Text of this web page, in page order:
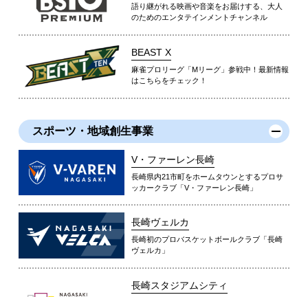
語り継がれる映画や音楽をお届けする、大人
のためのエンタテインメントチャンネル
BEAST X
麻雀プロリーグ「Mリーグ」参戦中！最新情報
はこちらをチェック！
スポーツ・地域創生事業
V・ファーレン長崎
長崎県内21市町をホームタウンとするプロサ
ッカークラブ「V・ファーレン長崎」
長崎ヴェルカ
長崎初のプロバスケットボールクラブ「長崎
ヴェルカ」
長崎スタジアムシティ